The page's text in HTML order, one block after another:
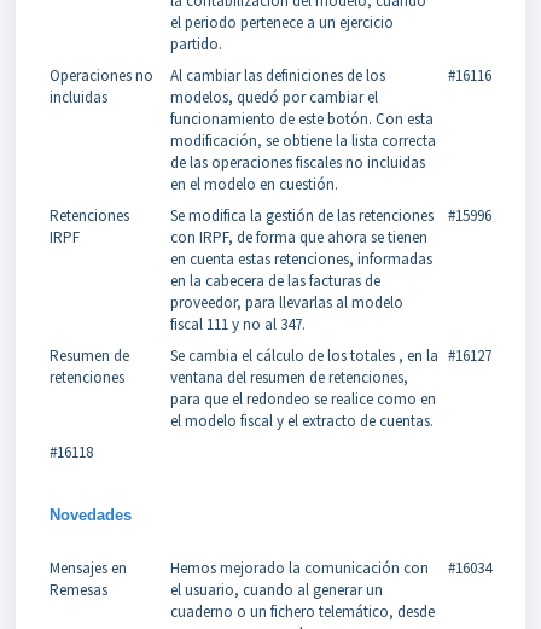
el periodo pertenece a un ejercicio
partido.
Operaciones no
incluidas
Al cambiar las definiciones de los
modelos, quedó por cambiar el
funcionamiento de este botón. Con esta
modificación, se obtiene la lista correcta
de las operaciones fiscales no incluidas
en el modelo en cuestión.
#16116
Retenciones
IRPF
Se modifica la gestión de las retenciones
con IRPF, de forma que ahora se tienen
en cuenta estas retenciones, informadas
en la cabecera de las facturas de
proveedor, para llevarlas al modelo
fiscal 111 y no al 347.
#15996
Resumen de
retenciones
Se cambia el cálculo de los totales , en la
ventana del resumen de retenciones,
para que el redondeo se realice como en
el modelo fiscal y el extracto de cuentas.
#16127
#16118
Novedades
Mensajes en
Remesas
Hemos mejorado la comunicación con
el usuario, cuando al generar un
cuaderno o un fichero telemático, desde
#16034